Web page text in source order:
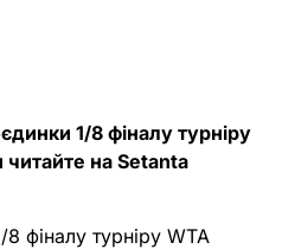
1/8 фіналу турніру
читайте на Setanta
фіналу турніру WTA